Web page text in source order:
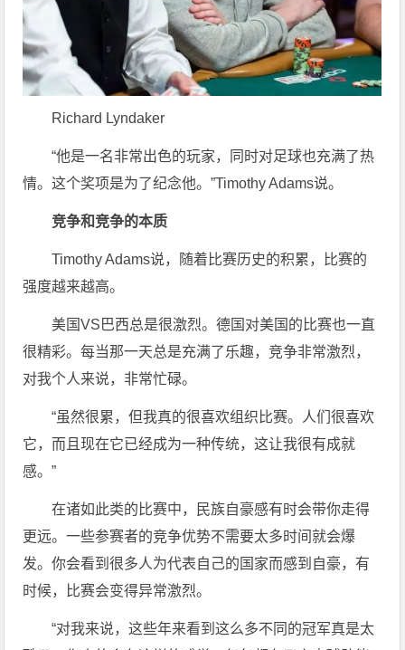
Richard Lyndaker
“他是一名非常出色的玩家，同时对足球也充满了热
情。这个奖项是为了纪念他。”Timothy Adams说。
竞争和竞争的本质
Timothy Adams说，随着比赛历史的积累，比赛的
强度越来越高。
美国VS巴西总是很激烈。德国对美国的比赛也一直
很精彩。每当那一天总是充满了乐趣，竞争非常激烈，
对我个人来说，非常忙碌。
“虽然很累，但我真的很喜欢组织比赛。人们很喜欢
它，而且现在它已经成为一种传统，这让我很有成就
感。”
在诸如此类的比赛中，民族自豪感有时会带你走得
更远。一些参赛者的竞争优势不需要太多时间就会爆
发。你会看到很多人为代表自己的国家而感到自豪，有
时候，比赛会变得异常激烈。
“对我来说，这些年来看到这么多不同的冠军真是太